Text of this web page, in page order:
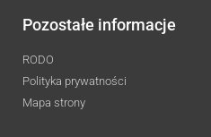
Pozostałe informacje
RODO
Polityka prywatności
Mapa strony